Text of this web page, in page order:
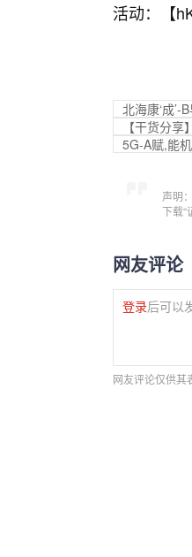
活动：【
北海康‘成
【干货分
5G-A赋,能
声明
下载“
网友评论
登录后可以
网友评论仅供其